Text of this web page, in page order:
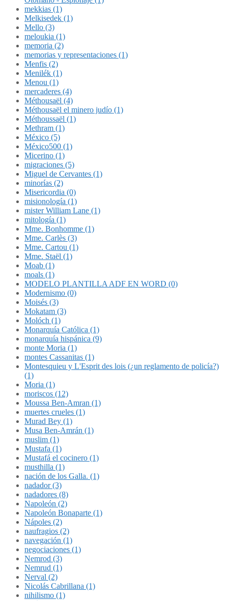
mekkias (1)
Melkisedek (1)
Mello (3)
meloukia (1)
memoria (2)
memorias y representaciones (1)
Menfis (2)
Menilék (1)
Menou (1)
mercaderes (4)
Méthousaël (4)
Méthousaël el minero judío (1)
Méthoussaël (1)
Methram (1)
México (5)
México500 (1)
Micerino (1)
migraciones (5)
Miguel de Cervantes (1)
minorías (2)
Misericordia (0)
misionología (1)
mister William Lane (1)
mitología (1)
Mme. Bonhomme (1)
Mme. Carlès (3)
Mme. Cartou (1)
Mme. Staël (1)
Moab (1)
moals (1)
MODELO PLANTILLA ADF EN WORD (0)
Modernismo (0)
Moisés (3)
Mokatam (3)
Molóch (1)
Monarquía Católica (1)
monarquía hispánica (9)
monte Moria (1)
montes Cassanitas (1)
Montesquieu y L'Esprit des lois (¿un reglamento de policía?)
(1)
Moria (1)
moriscos (12)
Moussa Ben-Amran (1)
muertes crueles (1)
Murad Bey (1)
Musa Ben-Amrán (1)
muslim (1)
Mustafa (1)
Mustafá el cocinero (1)
musthilla (1)
nación de los Galla. (1)
nadador (3)
nadadores (8)
Napoleón (2)
Napoleón Bonaparte (1)
Nápoles (2)
naufragios (2)
navegación (1)
negociaciones (1)
Nemrod (3)
Nemrud (1)
Nerval (2)
Nicolás Cabrillana (1)
nihilismo (1)